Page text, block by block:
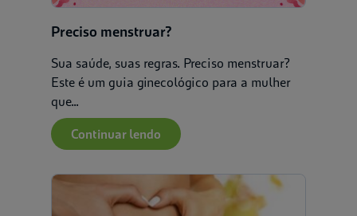
Preciso menstruar?
Sua saúde, suas regras. Preciso menstruar?
Este é um guia ginecológico para a mulher
que...
Continuar lendo